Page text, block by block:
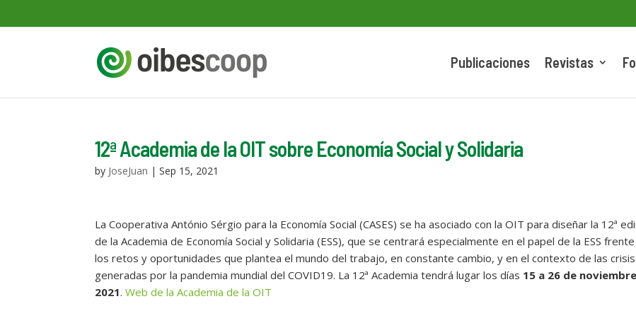
Publicaciones Revistas
12ª Academia de la OIT sobre Economía Social y Solidaria
by JoseJuan |Sep 15, 2021
La Cooperativa António Sérgio para la Economía Social (CASES) se ha asociado con la OIT para diseñar la 12ª
de la Academia de Economía Social y Solidaria (ESS), que se centrará especialmente en el papel de la ESS frente
los retos y oportunidades que plantea el mundo del trabajo, en constante cambio, y en el contexto de las crisis
generadas por la pandemia mundial del COVID19. La 12ª Academia tendrá lugar los días 15 a 26 de
2021. Web de la Academia de la OIT